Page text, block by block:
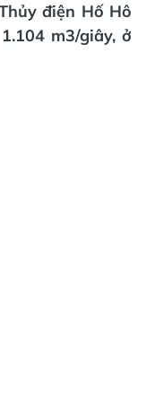
điện Hố Hô
m3/giây, ở